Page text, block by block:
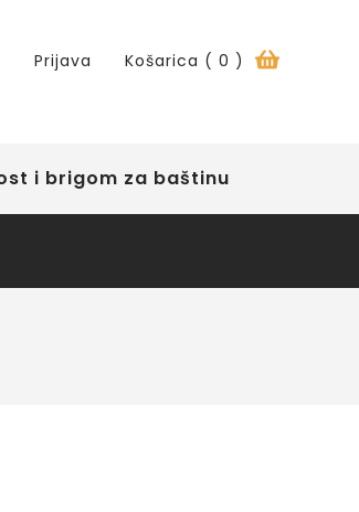
Prijava Košarica ( 0 )
i brigom za baštinu